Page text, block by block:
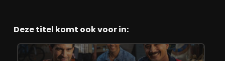
Deze titel komt ook voor in: